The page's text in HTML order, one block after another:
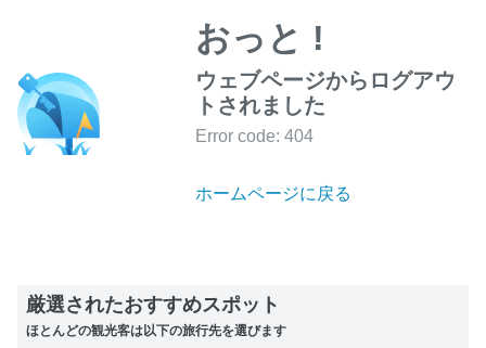
おっと !
ウェブページからログアウ
トされました
Error code: 404
ホームページに戻る
厳選されたおすすめスポット
ほとんどの観光客は以下の旅行先を選びます